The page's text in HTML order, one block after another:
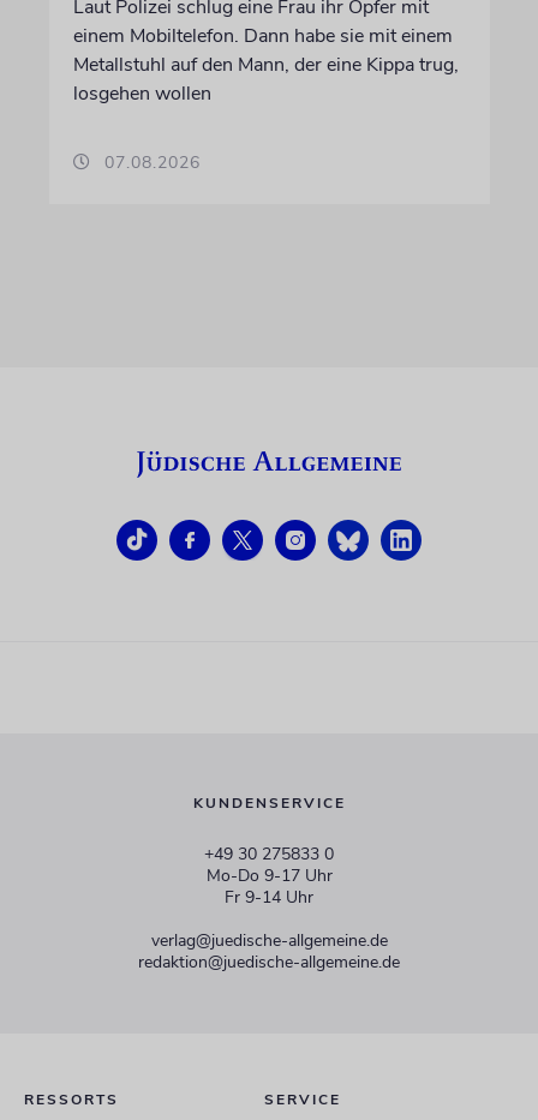
Laut Polizei schlug eine Frau ihr Opfer mit
einem Mobiltelefon. Dann habe sie mit einem
Metallstuhl auf den Mann, der eine Kippa trug,
losgehen wollen
07.08.2026
KUNDENSERVICE
+49 30 275833 0
Mo-Do 9-17 Uhr
Fr 9-14 Uhr
verlag@juedische-allgemeine.de
redaktion@juedische-allgemeine.de
RESSORTS SERVICE